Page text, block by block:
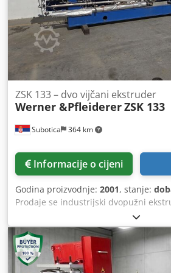
Jednostruki vijčani uređaj za dovod
dovod tekućine – spremnik za
mjerač protoka
Subotica 364 km
ZSK 133 – dvo vijčani ekstruder
Werner &PfleidererZSK 133
Informacije o cijeni
Godina proizvodnje: 2001, stanje:
Prodaje se industrijski dvopužni
Pfleiderer ZSK 133, danas poznat
Stroj je namijenjen za preradu i
masa, posebice PP granulata,
punjenih i modificiranih materijala.
godine, kupljen je rabljeni 2015.